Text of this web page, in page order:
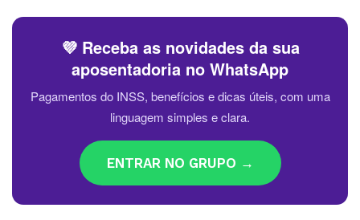
💜 Receba as novidades da sua
aposentadoria no WhatsApp
Pagamentos do INSS, benefícios e dicas úteis, com uma
linguagem simples e clara.
ENTRAR NO GRUPO →